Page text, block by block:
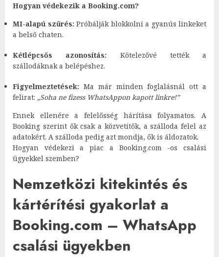
Hogyan védekezik a Booking.com?
MI-alapú szűrés: Próbálják blokkolni a gyanús linkeket
a belső chaten.
Kétlépcsős azonosítás: Kötelezővé tették a
szállodáknak a belépéshez.
Figyelmeztetések: Ma már minden foglalásnál ott a
felirat: „Soha ne fizess WhatsAppon kapott linkre!”
Ennek ellenére a felelősség hárítása folyamatos. A
Booking szerint ők csak a közvetítők, a szálloda felel az
adatokért. A szálloda pedig azt mondja, ők is áldozatok.
Hogyan védekezi a piac a Booking.com -os csalási
ügyekkel szemben?
Nemzetközi kitekintés és
kártérítési gyakorlat a
Booking.com – WhatsApp
csalási ügyekben